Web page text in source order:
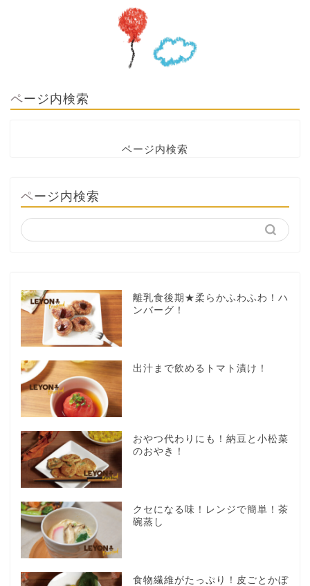
ページ内検索
ページ内検索
ページ内検索
離乳食後期★柔らかふわふわ！ハ
ンバーグ！
出汁まで飲めるトマト漬け！
おやつ代わりにも！納豆と小松菜
のおやき！
クセになる味！レンジで簡単！茶
碗蒸し
食物繊維がたっぷり！皮ごとかぼ